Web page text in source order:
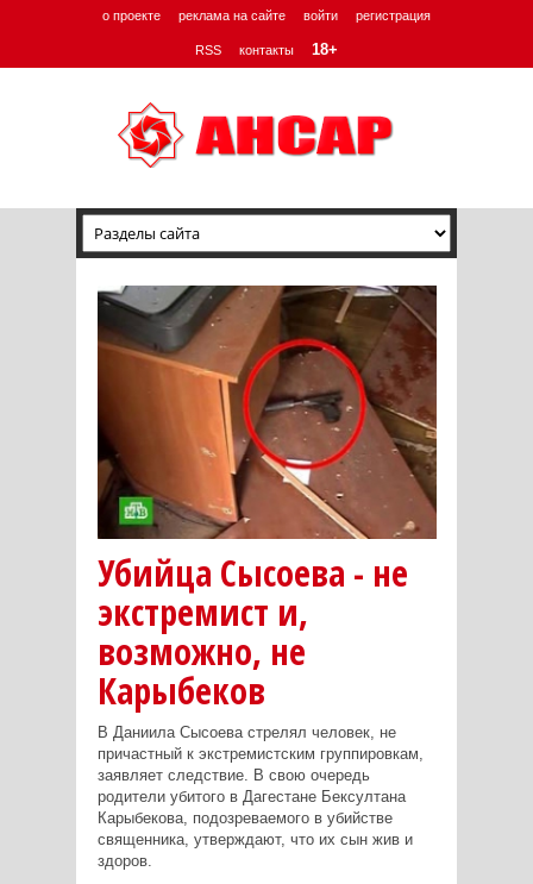
о проекте реклама на сайте войти регистрация
RSS контакты 18+
Убийца Сысоева - не
экстремист и,
возможно, не
Карыбеков
В Даниила Сысоева стрелял человек, не
причастный к экстремистским группировкам,
заявляет следствие. В свою очередь
родители убитого в Дагестане Бексултана
Карыбекова, подозреваемого в убийстве
священника, утверждают, что их сын жив и
здоров.